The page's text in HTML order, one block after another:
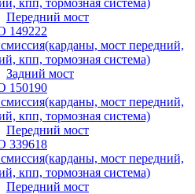
кпп, тормозная система)
Передний мост
149222
мост передний,
кпп, тормозная система)
Задний мост
150190
мост передний,
кпп, тормозная система)
Передний мост
339618
мост передний,
кпп, тормозная система)
Передний мост